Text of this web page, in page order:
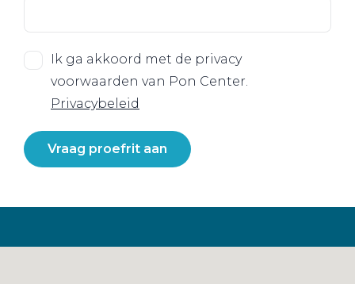
Ik ga akkoord met de privacy
voorwaarden van Pon Center.
Privacybeleid
Vraag proefrit aan